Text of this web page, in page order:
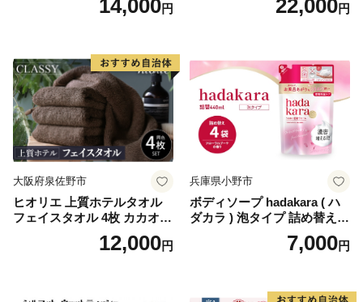
14,000円
ール×8パック) 開成町 トイレ
蓄 防災 エコ 消耗品 生活雑貨
生活用品 無香料 トイレット
ペーパー ダブル といれっと
ぺーぱー トイレ クレシア ト
イレットペーパー [BDBH002
-1]
22,000円
大阪府泉佐野市
ヒオリエ 上質ホテルタオル
フェイスタオル 4枚 カカオ
【タオル 泉州タオル 吸水 普
段使い 無地 シンプル 日用品
12,000円
兵庫県小野市
ボディソープ hadakara ( ハ
ダカラ ) 泡タイプ 詰め替え 4
40ml×4袋 ボディーソープ 泡
ボディソープ 泡 日用品 消耗
泡石鹸 石鹸 兵庫 兵庫県 小野
7,000円